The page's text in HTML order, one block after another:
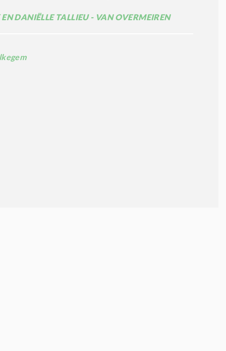
DANIËLLE TALLIEU - VAN OVERMEIREN